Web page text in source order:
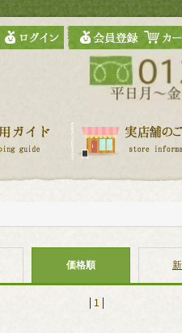
価格順
1